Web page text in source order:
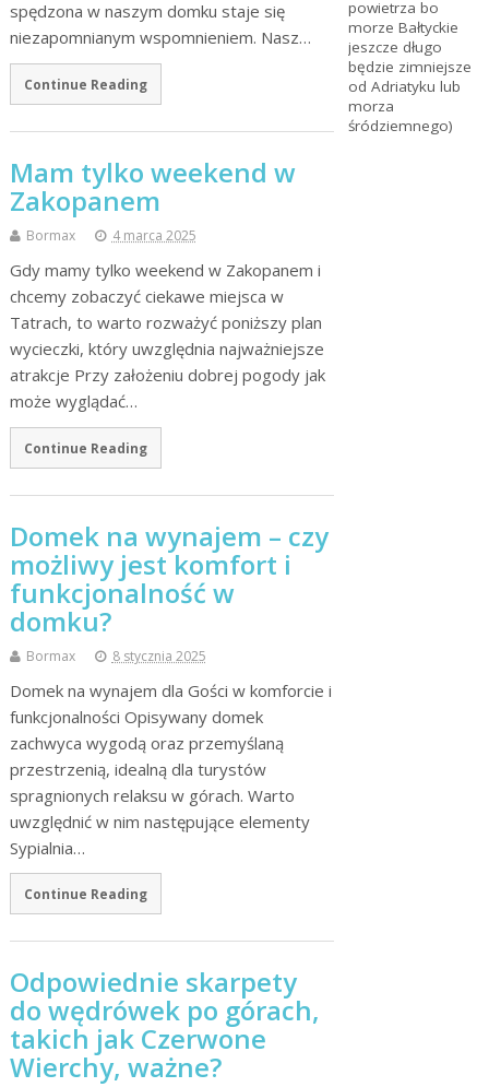
spędzona w naszym domku staje się
niezapomnianym wspomnieniem. Nasz…
Continue Reading
Mam tylko weekend w
Zakopanem
Bormax 4 marca 2025
Gdy mamy tylko weekend w Zakopanem i
chcemy zobaczyć ciekawe miejsca w
Tatrach, to warto rozważyć poniższy plan
wycieczki, który uwzględnia najważniejsze
atrakcje Przy założeniu dobrej pogody jak
może wyglądać…
Continue Reading
Domek na wynajem – czy
możliwy jest komfort i
funkcjonalność w
domku?
Bormax 8 stycznia 2025
Domek na wynajem dla Gości w komforcie i
funkcjonalności Opisywany domek
zachwyca wygodą oraz przemyślaną
przestrzenią, idealną dla turystów
spragnionych relaksu w górach. Warto
uwzględnić w nim następujące elementy
Sypialnia…
Continue Reading
Odpowiednie skarpety
do wędrówek po górach,
takich jak Czerwone
Wierchy, ważne?
powietrza bo
morze Bałtyckie
jeszcze długo
będzie zimniejsze
od Adriatyku lub
morza
śródziemnego)